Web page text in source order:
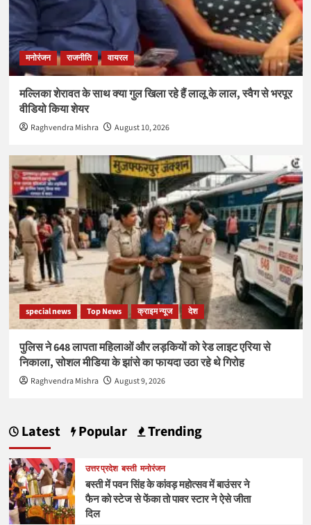
मनोरंजन राजनीति वायरल
मल्लिका शेरावत के साथ क्या गुल खिला रहे हैं लालू के लाल, स्वैग से भरपूर
वीडियो किया शेयर
Raghvendra Mishra August 10, 2026
special news Top News क्राइम न्यूज देश
पुलिस ने 648 लापता महिलाओं और लड़कियों को रेड लाइट एरिया से
निकाला, सोशल मीडिया के झांसे का फायदा उठा रहे थे गिरोह
Raghvendra Mishra August 9, 2026
Latest Popular Trending
उत्तर प्रदेश बस्ती मनोरंजन
बस्ती में पवन सिंह के कांवड़ महोत्सव में बाउंसर ने
फैन को स्टेज से फेंका तो पावर स्टार ने ऐसे जीता
दिल